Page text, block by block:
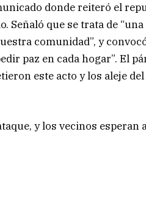
donde reiteró el
Señaló que se trata de
comunidad”, y
paz en cada hogar”. El
este acto y los aleje del
y los vecinos esperan